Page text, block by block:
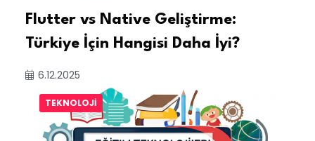
Flutter vs Native Geliştirme:
Türkiye İçin Hangisi Daha İyi?
6.12.2025
TEKNOLOJI